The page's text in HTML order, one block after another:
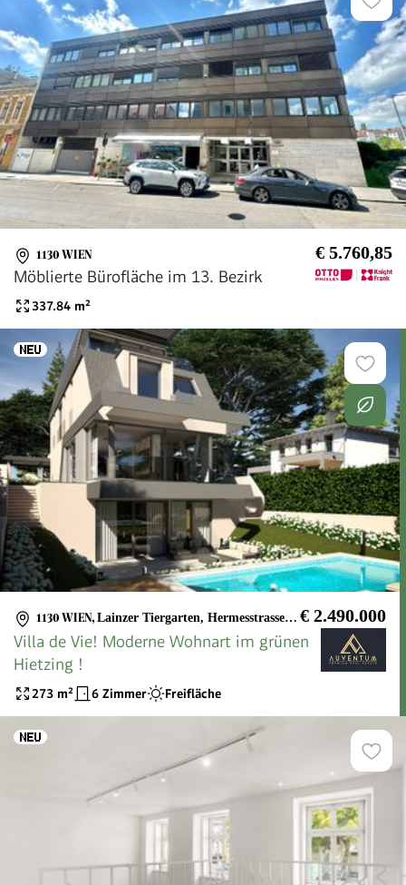
1130 WIEN € 5.760,85
Möblierte Bürofläche im 13. Bezirk
337.84 m²
1130 WIEN, Lainzer Tiergarten, Hermesstrasse, Klinik Hietzing, Mauer € 2.490.000
Villa de Vie! Moderne Wohnart im grünen
Hietzing !
273 m² 6 Zimmer Freifläche